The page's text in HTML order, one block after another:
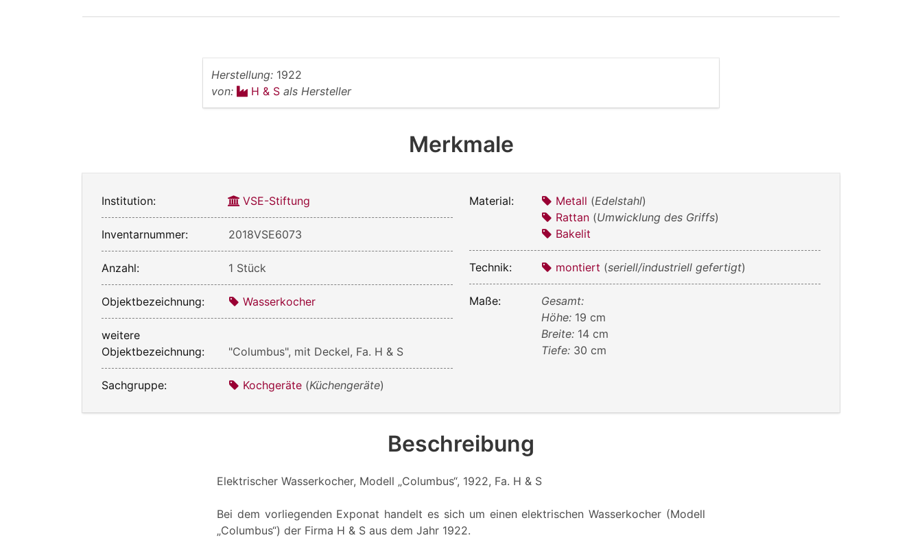
Herstellung: 1922
von:
H & S als Hersteller
Merkmale
Institution: VSE-Stiftung
Inventarnummer: 2018VSE6073
Anzahl: 1 Stück
Objektbezeichnung: Wasserkocher
weitere
Objektbezeichnung:
"Columbus", mit Deckel, Fa. H & S
Sachgruppe: Kochgeräte (Küchengeräte)
Material: Metall (Edelstahl)
Rattan (Umwicklung des Griffs)
Bakelit
Technik: montiert (seriell/industriell gefertigt)
Maße:
Gesamt:
Höhe: 19 cm
Breite: 14 cm
Tiefe: 30 cm
Beschreibung
Elektrischer Wasserkocher, Modell „Columbus“, 1922, Fa. H & S
Bei dem vorliegenden Exponat handelt es sich um einen elektrischen Wasserkocher (Modell
„Columbus“) der Firma H & S aus dem Jahr 1922.